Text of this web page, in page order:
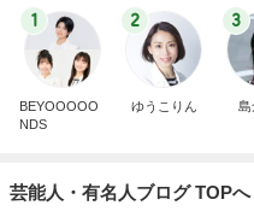
1
BEYOOOOO
NDS
2
ゆうこりん
3
島
芸能人・有名人ブログ TOPへ